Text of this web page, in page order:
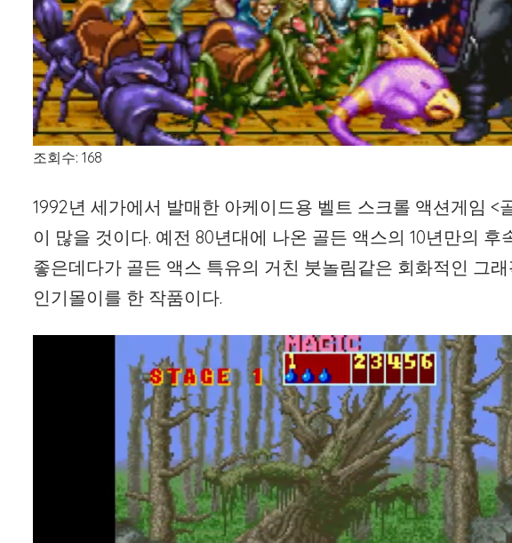
조회수: 168
1992년 세가에서 발매한 아케이드용 벨트 스크롤 액션게임
이 많을 것이다. 예전 80년대에 나온 골든 액스의 10년만의
좋은데다가 골든 액스 특유의 거친 붓놀림같은 회화적인 그
인기몰이를 한 작품이다.